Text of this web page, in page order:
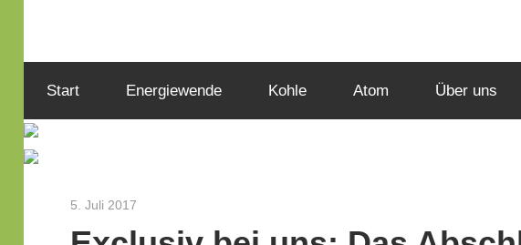
springenINITIATIVE
Rosen
engagieren
uns
seit
2010
Start Energiewende Kohle Atom Über uns
5. Juli 2017